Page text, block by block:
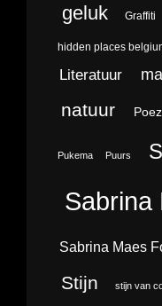
geluk Graffiti
hidden places
Literatuur
natuur
Pukema Puurs
Sabrina
Sabrina Maes
Stijn stijn van